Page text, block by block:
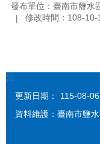
發布單位：臺南市鹽水
修改時間：108-10-
:::
更新日期：
115-08-06
資料維護：臺南市鹽